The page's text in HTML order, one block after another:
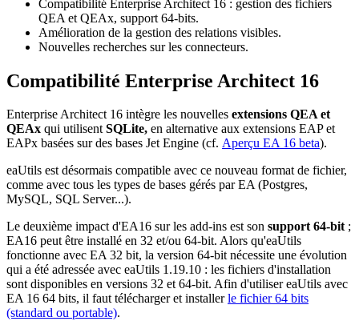
Compatibilité Enterprise Architect 16 : gestion des fichiers
QEA et QEAx, support 64-bits.
Amélioration de la gestion des relations visibles.
Nouvelles recherches sur les connecteurs.
Compatibilité Enterprise Architect 16
Enterprise Architect 16 intègre les nouvelles extensions QEA et
QEAx qui utilisentSQLite, en alternative aux extensions EAP et
EAPx basées sur des bases Jet Engine (cf. Aperçu EA 16 beta).
eaUtils est désormais compatible avec ce nouveau format de fichier,
comme avec tous les types de bases gérés par EA (Postgres,
MySQL, SQL Server...).
Le deuxième impact d'EA16 sur les add-ins est son support 64-bit ;
EA16 peut être installé en 32 et/ou 64-bit. Alors qu'eaUtils
fonctionne avec EA 32 bit, la version 64-bit nécessite une évolution
qui a été adressée avec eaUtils 1.19.10 : les fichiers d'installation
sont disponibles en versions 32 et 64-bit. Afin d'utiliser eaUtils avec
EA 16 64 bits, il faut télécharger et installerle fichier 64 bits
(standard ou portable).